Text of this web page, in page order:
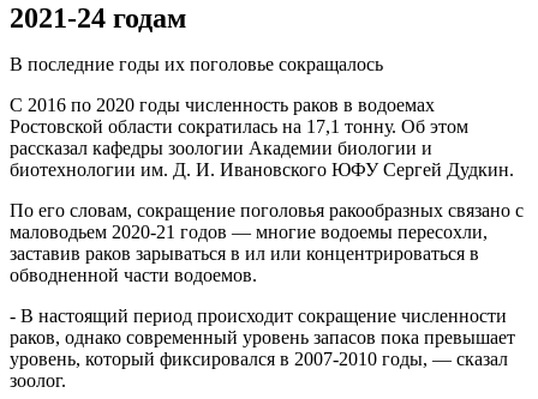
2021-24 годам
В последние годы их поголовье сокращалось
С 2016 по 2020 годы численность раков в водоемах
Ростовской области сократилась на 17,1 тонну. Об этом
рассказал кафедры зоологии Академии биологии и
биотехнологии им. Д. И. Ивановского ЮФУ Сергей Дудкин.
По его словам, сокращение поголовья ракообразных связано с
маловодьем 2020-21 годов — многие водоемы пересохли,
заставив раков зарываться в ил или концентрироваться в
обводненной части водоемов.
- В настоящий период происходит сокращение численности
раков, однако современный уровень запасов пока превышает
уровень, который фиксировался в 2007-2010 годы, — сказал
зоолог.